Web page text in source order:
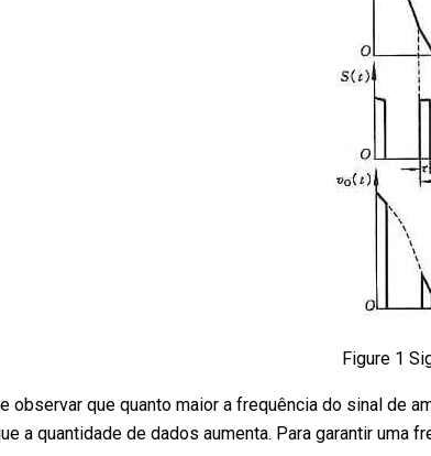
Figure 1
observar que quanto maior a frequência do sinal de
a quantidade de dados aumenta. Para garantir